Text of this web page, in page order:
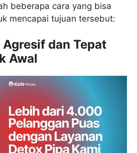
beberapa cara yang bisa
mencapai tujuan tersebut:
Agresif dan Tepat
Awal